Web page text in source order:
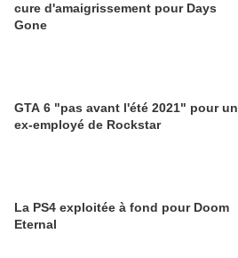
cure d'amaigrissement pour Days
Gone
GTA 6 "pas avant l'été 2021" pour un
ex-employé de Rockstar
La PS4 exploitée à fond pour Doom
Eternal